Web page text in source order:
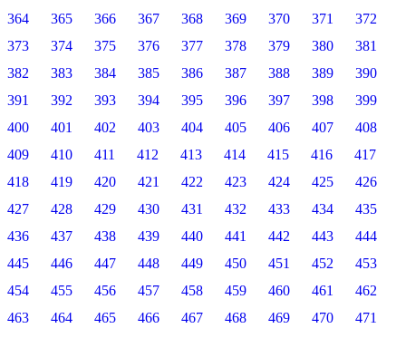
364
365 366 367 368 369 370 371
372
373
374 375 376 377 378 379 380
381
382
383 384 385 386 387 388 389
390
391
392 393 394 395 396 397 398
399
400
401 402 403 404 405 406 407
408
409
410 411 412 413 414 415 416
417
418
419 420 421 422 423 424 425
426
427
428 429 430 431 432 433 434
435
436
437 438 439 440 441 442 443
444
445
446 447 448 449 450 451 452
453
454
455 456 457 458 459 460 461
462
463
464 465 466 467 468 469 470
471